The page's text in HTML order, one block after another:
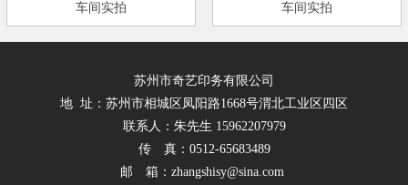
车间实拍 车间实拍
苏州市奇艺印务有限公司
地 址：苏州市相城区凤阳路1668号渭北工业区四区
联系人：朱先生 15962207979
传 真：0512-65683489
邮 箱：zhangshisy@sina.com